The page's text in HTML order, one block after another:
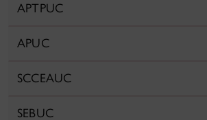
APTPUC
APUC
SCCEAUC
SEBUC